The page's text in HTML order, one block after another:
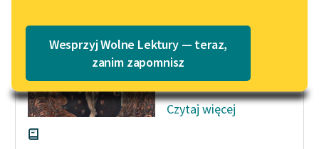
Lektury szkolne i klasyka
literatury do słuchania dla
uczennic i uczniów z
niepełnosprawnościami
E-kolekcja lektur
Katalog w formacie PDF
Wesprzyj Wolne Lektury — teraz,
zanim zapomnisz
zwisa się w przepaść
piekielnych łon,
a kiedy targnie...
Czytaj więcej